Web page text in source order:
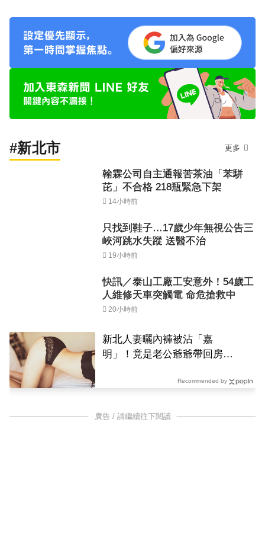
#新北市 更多
翰霖公司自主通報苦茶油「苯駢
芘」不合格 218瓶緊急下架
14小時前
只找到鞋子…17歲少年無視公告三
峽河跳水失蹤 送醫不治
19小時前
快訊／泰山工廠工安意外！54歲工
人維修天車突觸電 命危搶救中
20小時前
新北人妻曬內褲被沾「嘉
明」！竟是老公爺爺帶回房磨
Recommended by
廣告 / 請繼續往下閱讀